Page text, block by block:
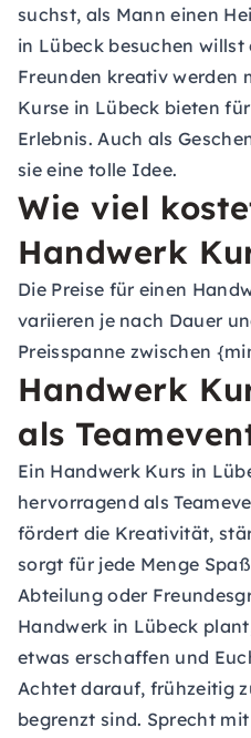
suchst, als Mann einen
in Lübeck besuchen
Freunden kreativ werden
Kurse in Lübeck bieten
Erlebnis. Auch als
sie eine tolle Idee.
Wie viel
Handwerk
Die Preise für einen
variieren je nach Dauer
Preisspanne zwischen
Handwerk
als
Ein Handwerk Kurs in
hervorragend als
fördert die Kreativität,
sorgt für jede Menge
Abteilung oder
Handwerk in Lübeck
etwas erschaffen und
Achtet darauf, frühzeitig
begrenzt sind. Sprecht